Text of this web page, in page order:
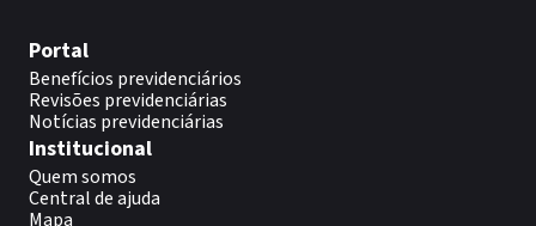
Portal
Benefícios previdenciários
Revisões previdenciárias
Notícias previdenciárias
Institucional
Quem somos
Central de ajuda
Mapa